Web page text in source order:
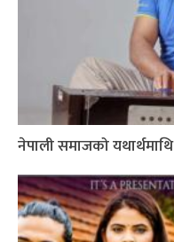
नेपाली समाजको